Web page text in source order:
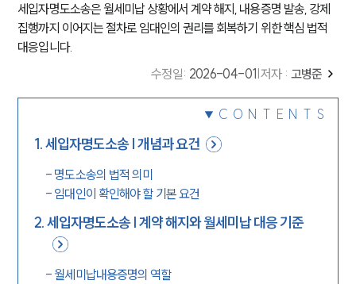
세입자명도소송은 월세미납 상황에서 계약 해지, 내용증명 발송, 강제
집행까지 이어지는 절차로 임대인의 권리를 회복하기 위한 핵심 법적
대응입니다.
수정일: 2026-04-01 저자 : 고병준
CONTENTS
1.세입자명도소송 | 개념과 요건
- 명도소송의 법적 의미
- 임대인이 확인해야 할 기본 요건
2.세입자명도소송 | 계약 해지와 월세미납 대응 기준
- 월세미납내용증명의 역할